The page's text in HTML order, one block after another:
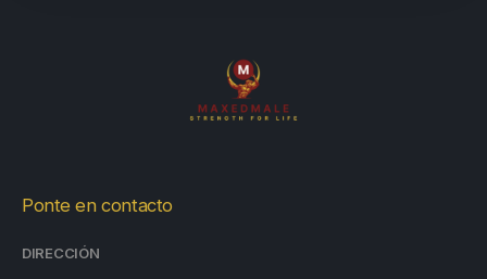
Ponte en contacto
DIRECCIÓN